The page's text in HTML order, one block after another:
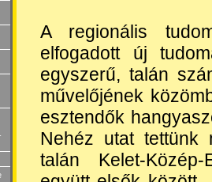
A regionális
elfogadott új
egyszerű, talán
művelőjének
esztendők
Nehéz utat tettünk
talán Kelet-Közép-